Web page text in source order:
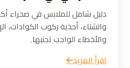
دليل شامل للملابس في صحراء
والشتاء، أحذية ركوب الكوادات،
والأخطاء الواجب تجنبها.
اقرأ المزيد